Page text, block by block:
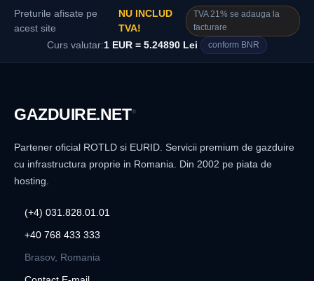
Preturile afisate pe
acest site
NU INCLUD
TVA!
TVA 21% se adauga la
facturare
Curs valutar:1 EUR = 5.24890 Lei conform BNR
GAZDUIRE.NET®
Partener oficial ROTLD si EURID. Servicii premium de gazduire
cu infrastructura proprie in Romania. Din 2002 pe piata de
hosting.
(+4) 031.828.01.01
+40 768 433 333
Brasov, Romania